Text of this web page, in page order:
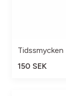
Tidssmycken
150 SEK